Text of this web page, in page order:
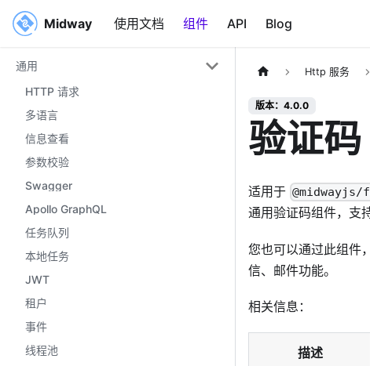
Midway 使用文档 组件 API Blog
Midway
通用
HTTP 请求
多语言
信息查看
参数校验
Swagger
Apollo GraphQL
任务队列
本地任务
JWT
租户
事件
线程池
Http 服务
版本：4.0.0
验证码
适用于 @midwayjs/
通用验证码组件，支
您也可以通过此组件
信、邮件功能。
相关信息：
描述